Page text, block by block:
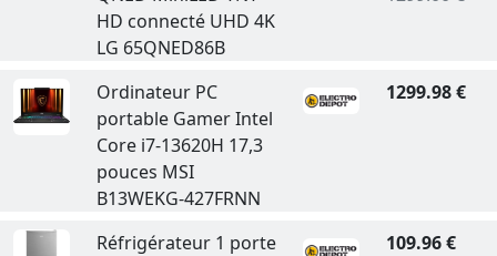
HD connecté UHD 4K
LG 65QNED86B
Ordinateur PC
portable Gamer Intel
Core i7-13620H 17,3
pouces MSI
B13WEKG-427FRNN
1299.98 €
Réfrigérateur 1 porte
109.96 €